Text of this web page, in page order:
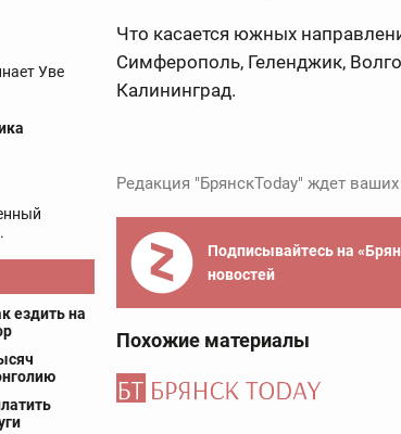
Уве
ездить на
Что касается южных
Симферополь, Геленджик,
Калининград.
Редакция "БрянскToday" ждет
Подписывайтесь на
новостей
Похожие материалы